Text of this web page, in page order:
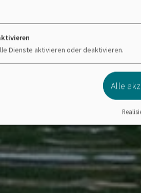
Dienste aktivieren oder deaktivieren.
Alle